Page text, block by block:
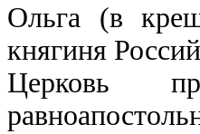
Ольга (в
княгиня
Церковь